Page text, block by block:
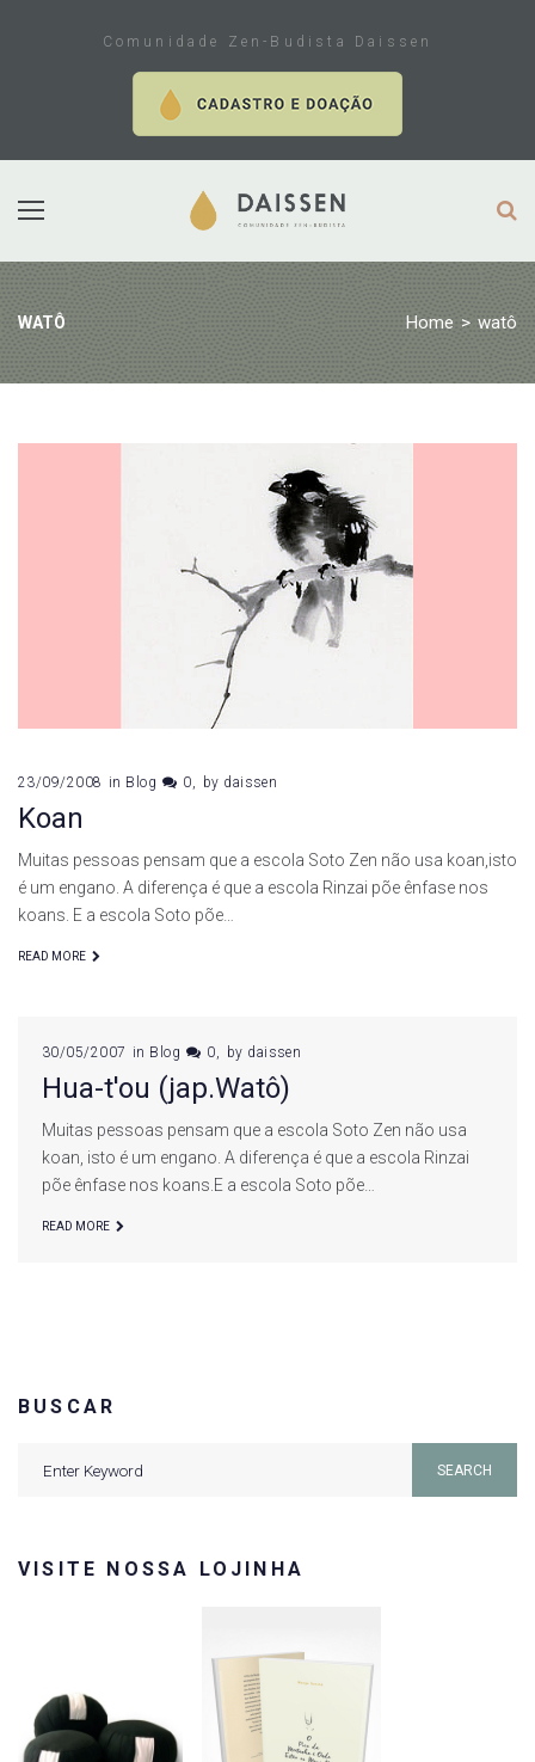
Comunidade Zen-Budista Daissen
WATÔ Home > watô
23/09/2008 in Blog 0 by daissen
Koan
Muitas pessoas pensam que a escola Soto Zen não usa koan,isto
é um engano. A diferença é que a escola Rinzai põe ênfase nos
koans. E a escola Soto põe…
READ MORE
30/05/2007 in Blog 0 by daissen
Hua-t'ou (jap.Watô)
Muitas pessoas pensam que a escola Soto Zen não usa
koan, isto é um engano. A diferença é que a escola Rinzai
põe ênfase nos koans.E a escola Soto põe…
READ MORE
BUSCAR
SEARCH
VISITE NOSSA LOJINHA